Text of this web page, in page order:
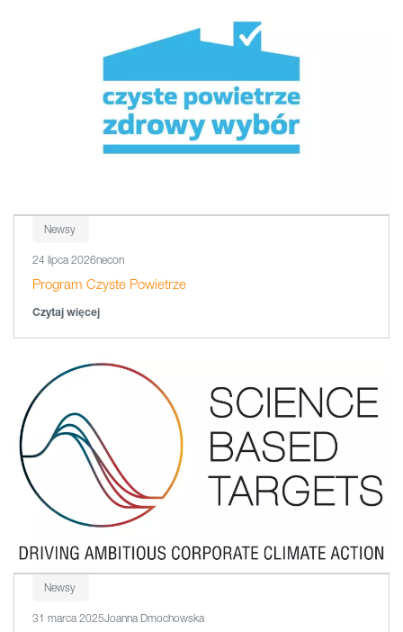
Newsy
24 lipca 2026necon
Program Czyste Powietrze
Czytaj więcej
Newsy
31 marca 2025Joanna Dmochowska